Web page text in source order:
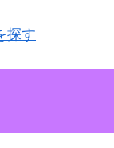
探す